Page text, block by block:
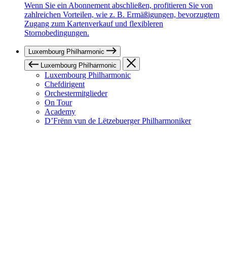
Wenn Sie ein Abonnement abschließen, profitieren Sie von
zahlreichen Vorteilen, wie z. B. Ermäßigungen, bevorzugtem
Zugang zum Kartenverkauf und flexibleren
Stornobedingungen.
Luxembourg Philharmonic
Luxembourg Philharmonic
Luxembourg Philharmonic
Chefdirigent
Orchestermitglieder
On Tour
Academy
D’Frënn vun de Lëtzebuerger Philharmoniker